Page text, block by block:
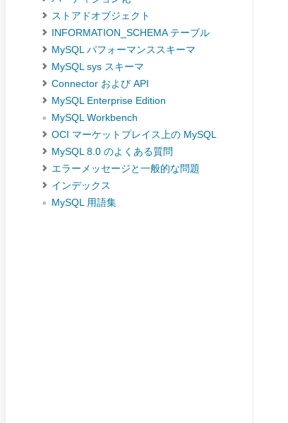
ストアドオブジェクト
INFORMATION_SCHEMA テーブル
MySQL パフォーマンススキーマ
MySQL sys スキーマ
Connector および API
MySQL Enterprise Edition
MySQL Workbench
OCI マーケットプレイス上の MySQL
MySQL 8.0 のよくある質問
エラーメッセージと一般的な問題
インデックス
MySQL 用語集